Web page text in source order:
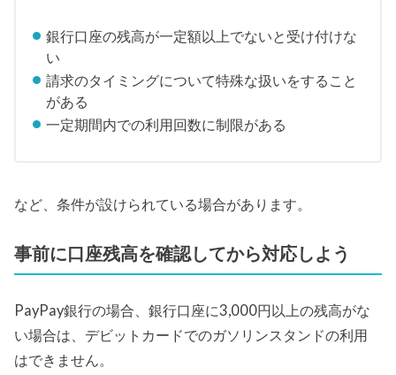
銀行口座の残高が一定額以上でないと受け付けな
い
請求のタイミングについて特殊な扱いをすること
がある
一定期間内での利用回数に制限がある
など、条件が設けられている場合があります。
事前に口座残高を確認してから対応しよう
PayPay銀行の場合、銀行口座に3,000円以上の残高がな
い場合は、デビットカードでのガソリンスタンドの利用
はできません。